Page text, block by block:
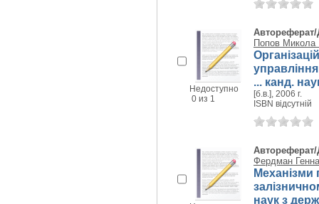
Недоступно
0 из 1
Автореферат/
Попов Микола
... канд.
[б.в.], 2006 г.
ISBN відсутній
Автореферат/
Фердман
Механізми
наук з